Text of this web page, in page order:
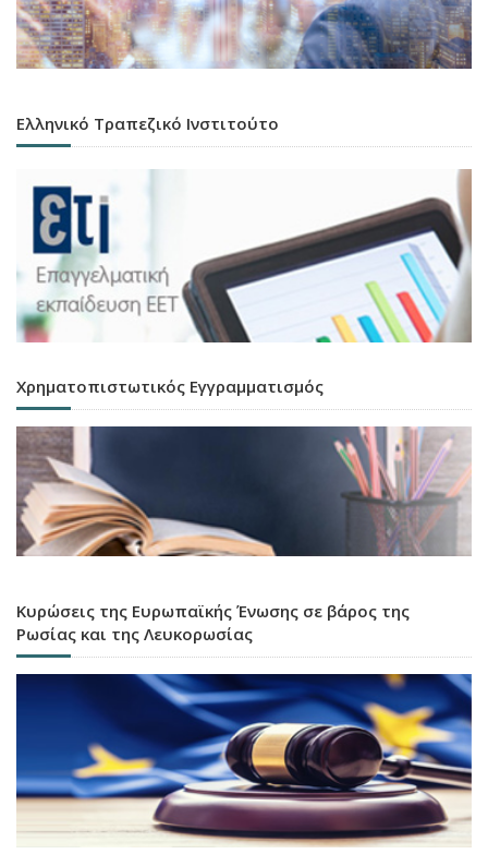
Ελληνικό Τραπεζικό Ινστιτούτο
Χρηματοπιστωτικός Εγγραμματισμός
Κυρώσεις της Ευρωπαϊκής Ένωσης σε βάρος της
Ρωσίας και της Λευκορωσίας